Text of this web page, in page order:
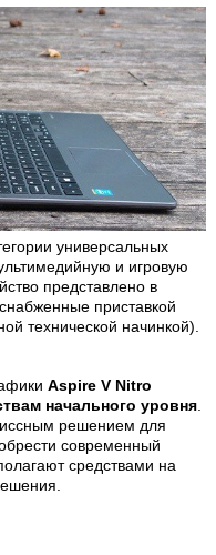
универсальных
и игровую
представлено в
приставкой
технической начинкой).
Aspire V Nitro
начального уровня.
решением для
современный
средствами на